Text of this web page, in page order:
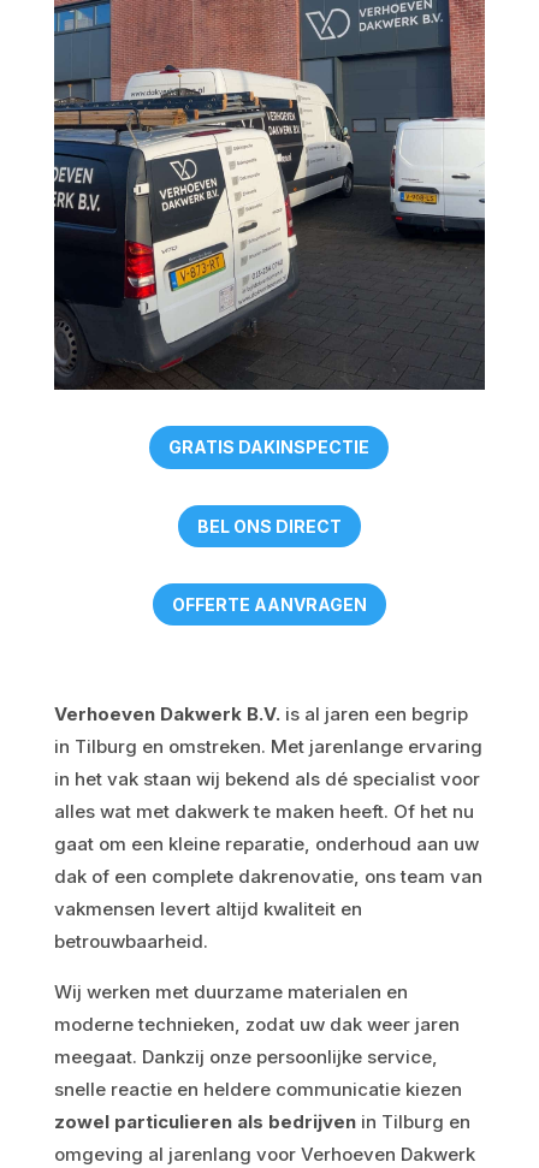
GRATIS DAKINSPECTIE
BEL ONS DIRECT
OFFERTE AANVRAGEN
Verhoeven Dakwerk B.V. is al jaren een begrip
in Tilburg en omstreken. Met jarenlange ervaring
in het vak staan wij bekend als dé specialist voor
alles wat met dakwerk te maken heeft. Of het nu
gaat om een kleine reparatie, onderhoud aan uw
dak of een complete dakrenovatie, ons team van
vakmensen levert altijd kwaliteit en
betrouwbaarheid.
Wij werken met duurzame materialen en
moderne technieken, zodat uw dak weer jaren
meegaat. Dankzij onze persoonlijke service,
snelle reactie en heldere communicatie kiezen
zowel particulieren als bedrijvenin Tilburg en
omgeving al jarenlang voor Verhoeven Dakwerk